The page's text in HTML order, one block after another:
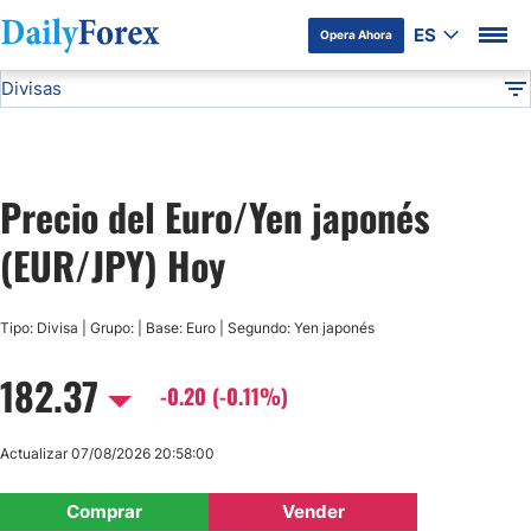
Opera Ahora ES
Divulgación del Anunciante
Divisas
USD/JPY
GBP/USD
AUD/USD
Precio del Euro/Yen japonés
(EUR/JPY) Hoy
Tipo: Divisa | Grupo: | Base: Euro | Segundo: Yen japonés
182.37 -0.20 (-0.11%)
Comprar Vender
Actualizar 07/08/2026 20:58:00